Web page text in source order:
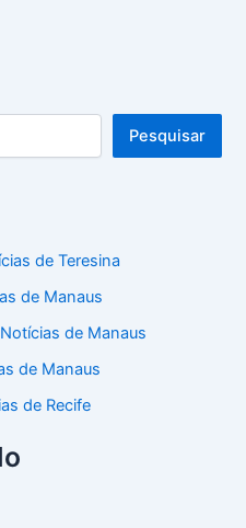
Pesquisar
de Teresina
de Manaus
de Manaus
de Manaus
de Recife